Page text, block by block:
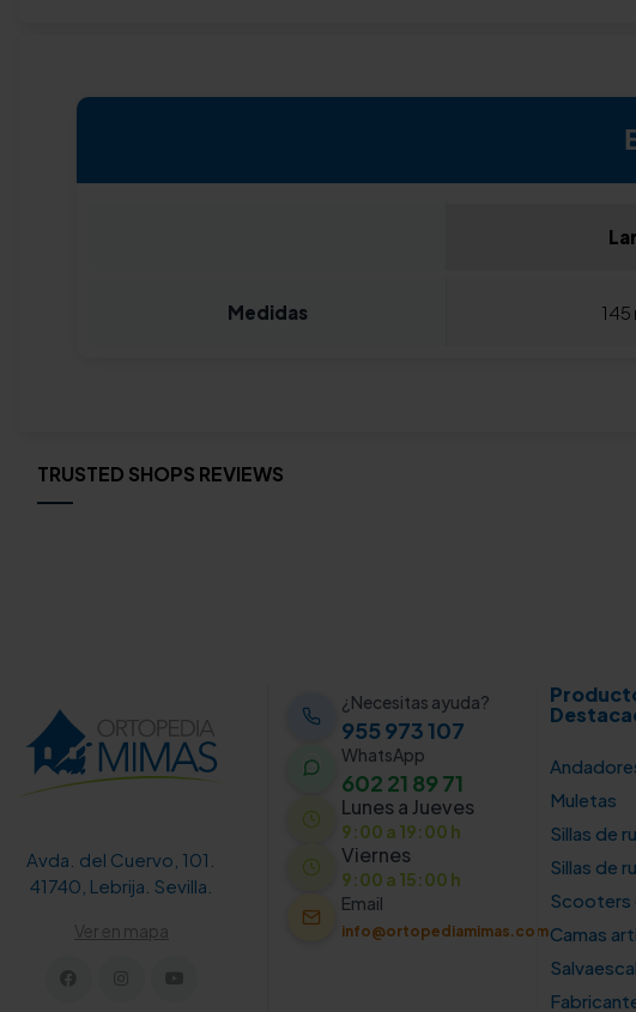
Medidas 145
TRUSTED SHOPS REVIEWS
Avda. del Cuervo, 101.
41740, Lebrija. Sevilla.
Ver en mapa
¿Necesitas ayuda?
955 973 107
WhatsApp
602 21 89 71
Lunes a Jueves
9:00 a 19:00 h
Viernes
9:00 a 15:00 h
Email
info@ortopediamimas.com
Muletas
Sillas de
Sillas de
Scooters
Camas